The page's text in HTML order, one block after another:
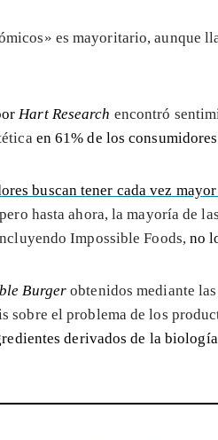
es mayoritario, aunque
Hart Research encontró
en 61% de los consumidores
buscan tener cada vez
hasta ahora, la mayoría de
Impossible Foods,no
Burger obtenidos mediante
sobre el problema de los
derivados de la